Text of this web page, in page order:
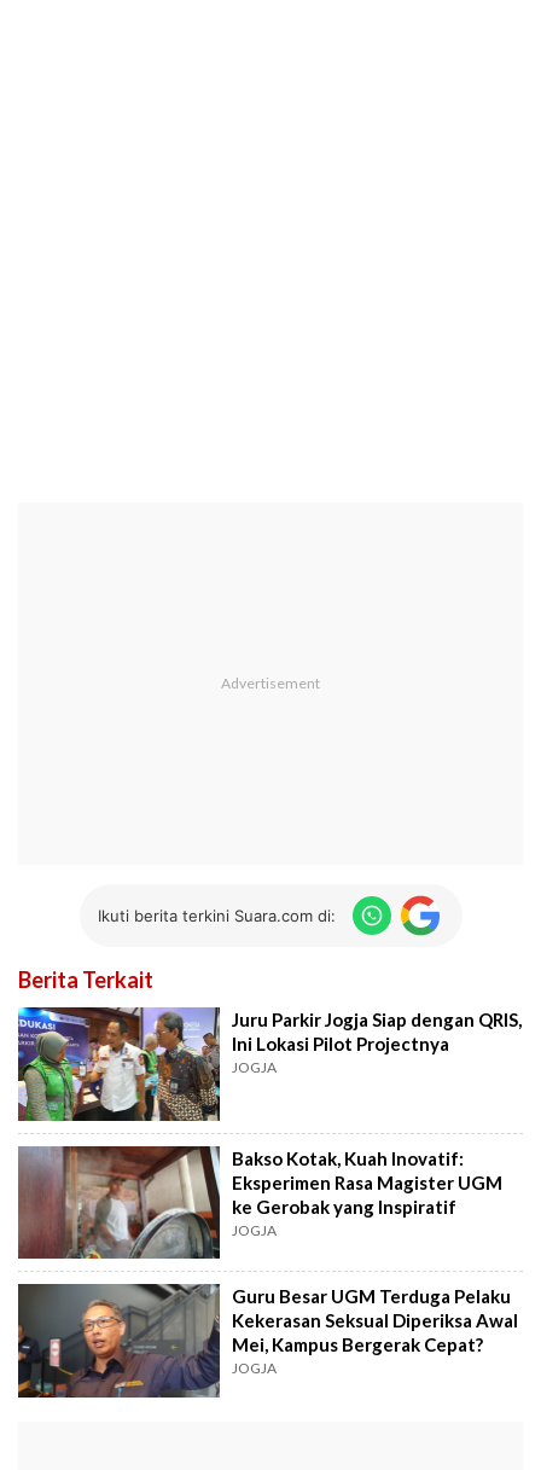
Ikuti berita terkini Suara.com di:
Berita Terkait
Juru Parkir Jogja Siap dengan QRIS,
Ini Lokasi Pilot Projectnya
JOGJA
Bakso Kotak, Kuah Inovatif:
Eksperimen Rasa Magister UGM
ke Gerobak yang Inspiratif
JOGJA
Guru Besar UGM Terduga Pelaku
Kekerasan Seksual Diperiksa Awal
Mei, Kampus Bergerak Cepat?
JOGJA